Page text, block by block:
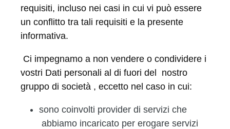
requisiti, incluso nei casi in cui vi può essere
un conflitto tra tali requisiti e la presente
informativa.
Ci impegnamo a non vendere o condividere i
vostri Dati personali al di fuori del nostro
gruppo di società , eccetto nel caso in cui:
sono coinvolti provider di servizi che
abbiamo incaricato per erogare servizi